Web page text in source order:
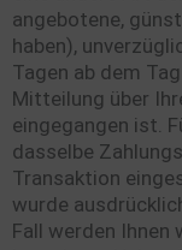
angebotene,
haben),
Tagen ab dem
Mitteilung über
eingegangen ist.
dasselbe
Transaktion
wurde
Fall werden Ihnen